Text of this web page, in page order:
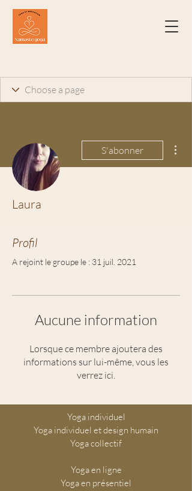
S'abonner
Laura
Profil
A rejoint le groupe le : 31 juil. 2021
Aucune information
Lorsque ce membre ajoutera des
informations sur lui-même, vous les
verrez ici.
Yoga individuel
Yoga individuel et design humain
Yoga collectif
Yoga en ligne
Yoga en présentiel